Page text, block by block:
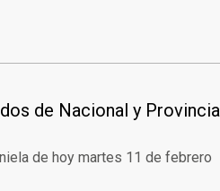
de Nacional y Provincia
de hoy martes 11 de febrero